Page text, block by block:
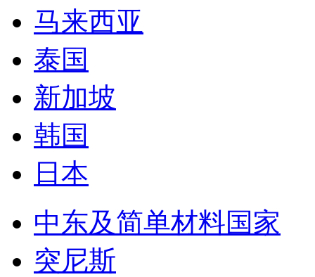
马来西亚
泰国
新加坡
韩国
日本
中东及简单材料国家
突尼斯